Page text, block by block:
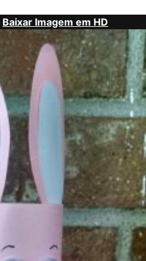
Baixar Imagem em HD